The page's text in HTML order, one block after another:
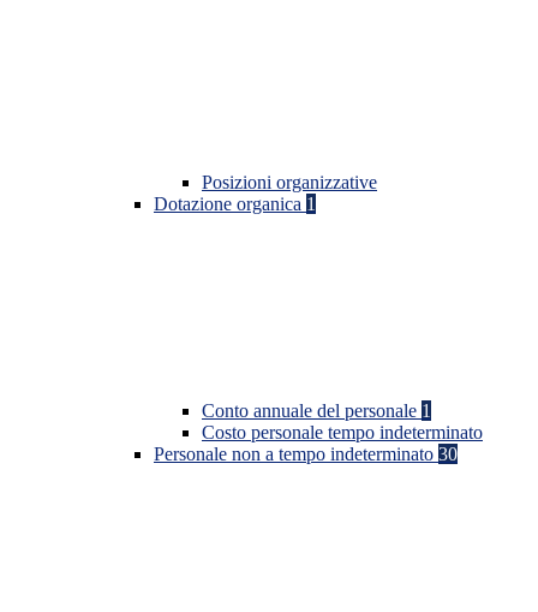
Posizioni organizzative
Dotazione organica 1
Conto annuale del personale 1
Costo personale tempo indeterminato
Personale non a tempo indeterminato 30